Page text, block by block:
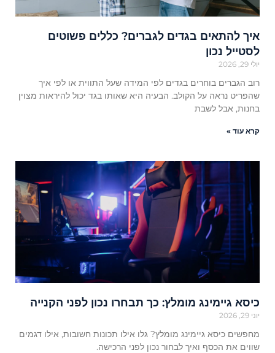
איך להתאים בגדים לגברים? כללים פשוטים
לסטייל נכון
יולי 29, 2026
רוב הגברים בוחרים בגדים לפי המידה שעל התווית או לפי איך
שהפריט נראה על הקולב. הבעיה היא שאותו בגד יכול להיראות מצוין
בחנות, אבל לשבת
קרא עוד »
כיסא גיימינג מומלץ: כך תבחרו נכון לפני הקנייה
יוני 29, 2026
מחפשים כיסא גיימינג מומלץ? גלו אילו תכונות חשובות, אילו דגמים
שווים את הכסף ואיך לבחור נכון לפני הרכישה.